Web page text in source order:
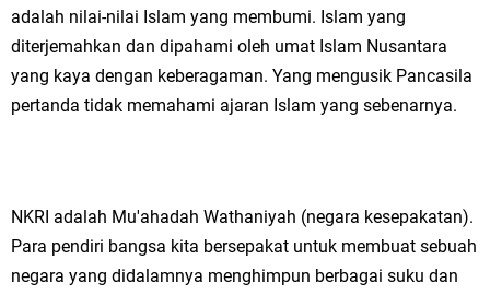
adalah nilai-nilai Islam yang membumi. Islam yang
diterjemahkan dan dipahami oleh umat Islam Nusantara
yang kaya dengan keberagaman. Yang mengusik Pancasila
pertanda tidak memahami ajaran Islam yang sebenarnya.
NKRI adalah Mu'ahadah Wathaniyah (negara kesepakatan).
Para pendiri bangsa kita bersepakat untuk membuat sebuah
negara yang didalamnya menghimpun berbagai suku dan